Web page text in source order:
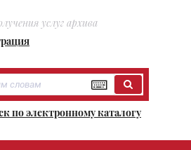
услуг архива
по электронному каталогу